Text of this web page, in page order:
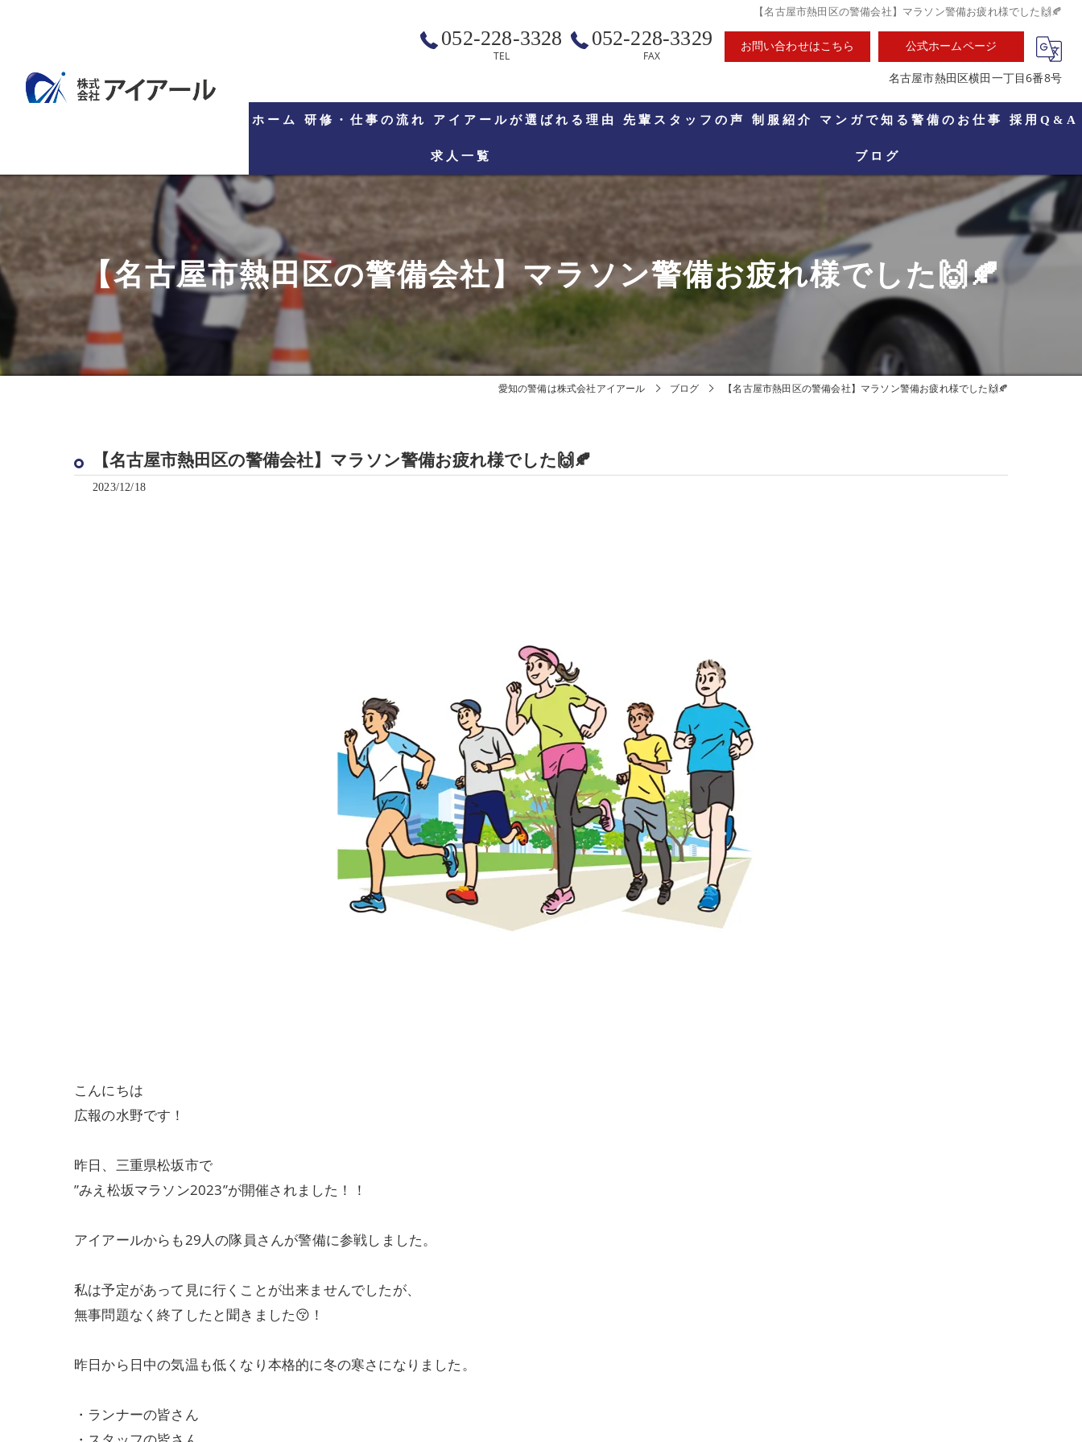
【名古屋市熱田区の警備会社】マラソン警備お疲れ様でした🙌🍂
052-228-3328
TEL
052-228-3329
FAX
お問い合わせはこちら 公式ホームページ
名古屋市熱田区横田一丁目6番8号
ホーム 研修・仕事の流れ アイアールが選ばれる理由 先輩スタッフの声 制服紹介 マンガで知る警備のお仕事 採用Q&A
求人一覧 ブログ
【名古屋市熱田区の警備会社】マラソン警備お疲れ様でした🙌🍂
愛知の警備は株式会社アイアール ブログ 【名古屋市熱田区の警備会社】マラソン警備お疲れ様でした🙌🍂
【名古屋市熱田区の警備会社】マラソン警備お疲れ様でした🙌🍂
2023/12/18
こんにちは
広報の水野です！
昨日、三重県松坂市で
”みえ松坂マラソン2023”が開催されました！！
アイアールからも29人の隊員さんが警備に参戦しました。
私は予定があって見に行くことが出来ませんでしたが、
無事問題なく終了したと聞きました😚！
昨日から日中の気温も低くなり本格的に冬の寒さになりました。
・ランナーの皆さん